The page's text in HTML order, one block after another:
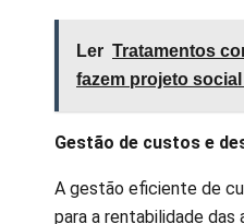
Ler Tratamentos
fazem projeto
Gestão de custos e
A gestão eficiente de
para a rentabilidade das